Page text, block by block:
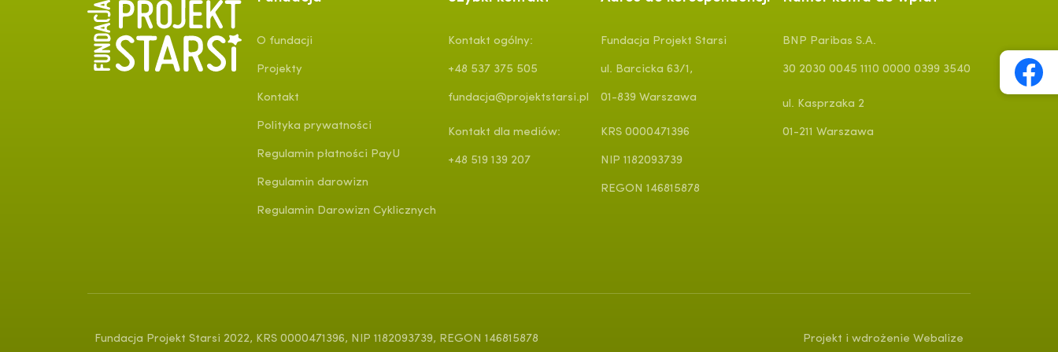
O fundacji
Projekty
Kontakt
Polityka prywatności
Regulamin płatności PayU
Regulamin darowizn
Regulamin Darowizn Cyklicznych
Kontakt ogólny:
+48 537 375 505
fundacja@projektstarsi.pl
Kontakt dla mediów:
+48 519 139 207
Fundacja Projekt Starsi
ul. Barcicka 63/1,
01-839 Warszawa
KRS 0000471396
NIP 1182093739
REGON 146815878
BNP Paribas S.A.
30 2030 0045 1110 0000 0399 3540
ul. Kasprzaka 2
01-211 Warszawa
Fundacja Projekt Starsi 2022, KRS 0000471396, NIP 1182093739, REGON 146815878 Projekt i wdrożenie Webalize